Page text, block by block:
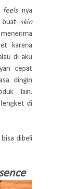
feels nya
skin
karena
di aku
cepat
dingin
lain.
lengket di
dibeli